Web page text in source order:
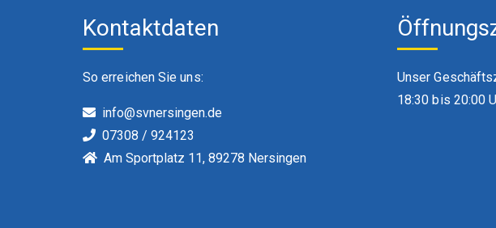
Kontaktdaten
So erreichen Sie uns:
info@svnersingen.de
07308 / 924123
Am Sportplatz 11, 89278 Nersingen
Unser
18:30 bis 20:00